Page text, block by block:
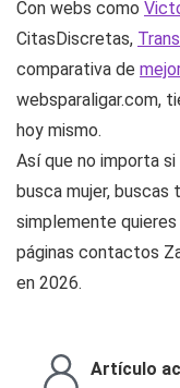
Con webs como
CitasDiscretas,
comparativa de
websparaligar.com,
hoy mismo.
Así que no importa
busca mujer,
simplemente
páginas contactos
en 2026.
Artículo